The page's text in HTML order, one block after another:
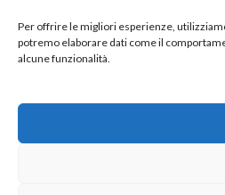
Per offrire le migliori esperienze,
potremo elaborare dati come il
alcune funzionalità.